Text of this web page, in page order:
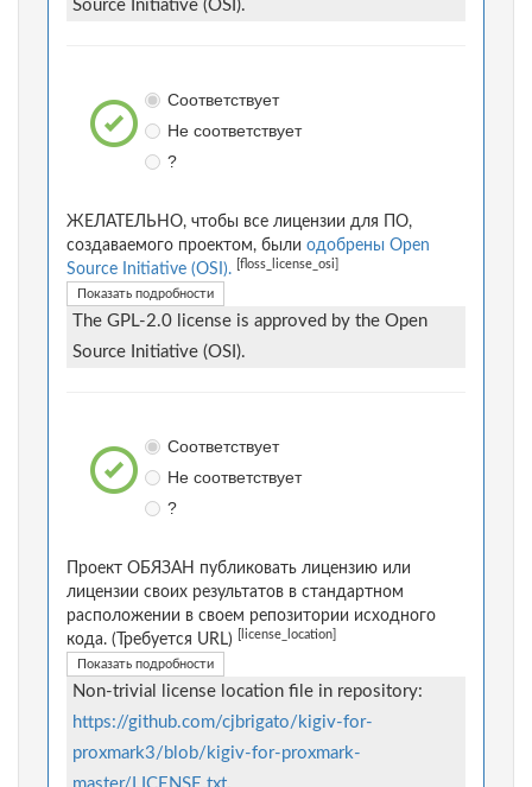
Source Initiative (OSI).
Соответствует
Не соответствует
?
ЖЕЛАТЕЛЬНО, чтобы все лицензии для ПО,
создаваемого проектом, были одобрены Open
Source Initiative (OSI).
[floss_license_osi]
Показать подробности
The GPL-2.0 license is approved by the Open
Source Initiative (OSI).
Соответствует
Не соответствует
?
Проект ОБЯЗАН публиковать лицензию или
лицензии своих результатов в стандартном
расположении в своем репозитории исходного
кода. (Требуется URL)
[license_location]
Показать подробности
Non-trivial license location file in repository:
https://github.com/cjbrigato/kigiv-for-
proxmark3/blob/kigiv-for-proxmark-